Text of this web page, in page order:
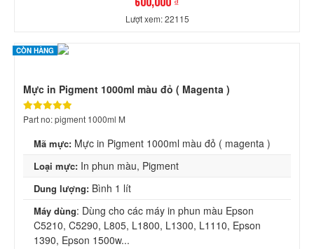
Lượt xem: 22115
CÒN HÀNG
Mực in Pigment 1000ml màu đỏ ( Magenta )
Part no: pigment 1000ml M
Mã mực: Mực in Pigment 1000ml màu đỏ ( magenta )
Loại mực: In phun màu, Pigment
Dung lượng: Bình 1 lít
Máy dùng: Dùng cho các máy in phun màu Epson
C5210, C5290, L805, L1800, L1300, L1110, Epson
1390, Epson 1500w...